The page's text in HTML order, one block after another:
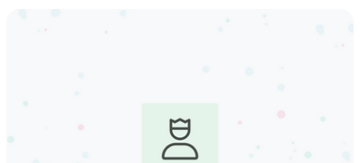
Soon you will learn more about me here...